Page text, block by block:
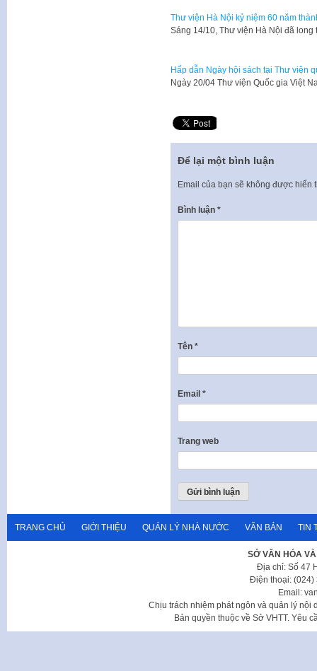
Thư viện Hà Nội kỷ niệm 60 năm
Sáng 14/10, Thư viện Hà Nội đã
Hấp dẫn Ngày hội sách tại Thư viện
Ngày 20/04 Thư viện Quốc gia Việt
Để lại một bình luận
Email của bạn sẽ không được hiển
Bình luận *
Tên *
Email *
Trang web
TRANG CHỦ GIỚI THIỆU QUẢN LÝ NHÀ NƯỚC VĂN BẢN TIN
SỞ VĂN HÓA
Địa chỉ: Số 47
Điện thoại: (024)
Email:
Chịu trách nhiệm phát ngôn và quản lý nội
Bản quyền thuộc về Sở VHTT. Yêu